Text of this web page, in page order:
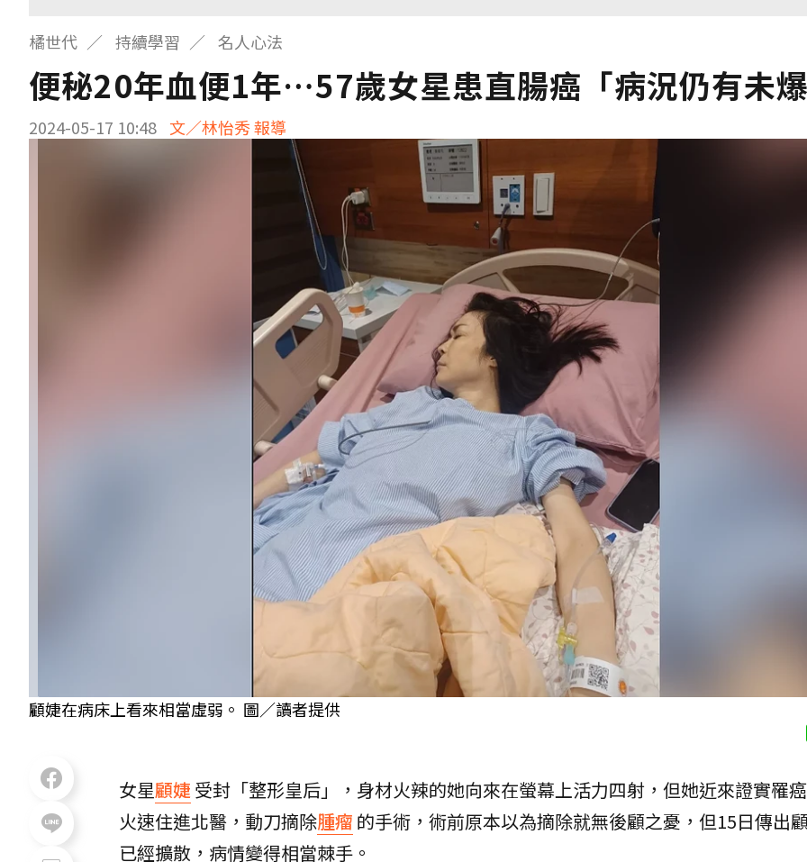
橘世代 持續學習 名人心法
便秘20年血便1年…57歲女星患直腸癌「病況仍有未
2024-05-17 10:48 文／林怡秀 報導
顧婕在病床上看來相當虛弱。 圖／讀者提供
女星顧婕受封「整形皇后」，身材火辣的她向來在螢幕上活力四射，但她近來證實罹
火速住進北醫，動刀摘除腫瘤 的手術，術前原本以為摘除就無後顧之憂，但15日傳出
已經擴散，病情變得相當棘手。